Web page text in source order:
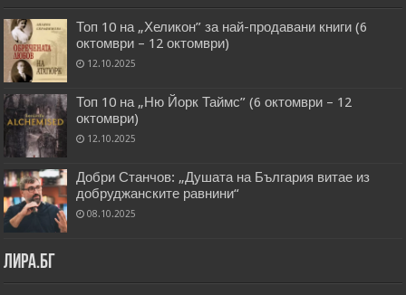
Топ 10 на „Хеликон” за най-продавани книги (6
октомври – 12 октомври)
12.10.2025
Топ 10 на „Ню Йорк Таймс” (6 октомври – 12
октомври)
12.10.2025
Добри Станчов: „Душата на България витае из
добруджанските равнини“
08.10.2025
Лира.бг